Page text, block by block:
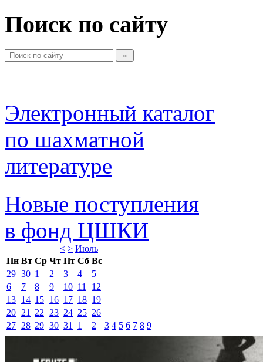
Поиск по сайту
Электронный каталог
по шахматной
литературе
Новые поступления
в фонд ЦШКИ
< > Июль
Пн Вт Ср Чт Пт Сб Вс
29 30 1 2 3 4
5
6
7 8 9 10 11
12
13 14 15 16 17 18 19
20 21 22 23 24 25 26
27 28 29 30 31 1 2 3 4 5 6 7 8 9